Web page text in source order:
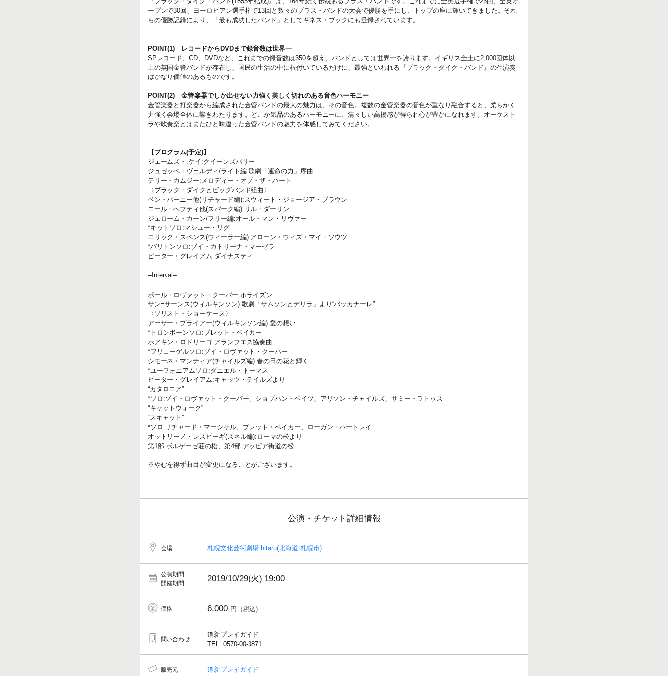
ープンで30回、ヨーロピアン選手権で13回と数々のブラス・バンドの大会で優勝を手にし、トップの座に輝いてきました。それ
らの優勝記録により、「最も成功したバンド」としてギネス・ブックにも登録されています。
POINT(1) レコードからDVDまで録音数は世界一
SPレコード、CD、DVDなど、これまでの録音数は350を超え、バンドとしては世界一を誇ります。イギリス全土に2,000団体以
上の英国金管バンドが存在し、国民の生活の中に根付いているだけに、最強といわれる『ブラック・ダイク・バンド』の生演奏
はかなり価値のあるものです。
POINT(2) 金管楽器でしか出せない力強く美しく切れのある音色ハーモニー
金管楽器と打楽器から編成された金管バンドの最大の魅力は、その音色。複数の金管楽器の音色が重なり融合すると、柔らかく
力強く会場全体に響きわたります。どこか気品のあるハーモニーに、清々しい高揚感が得られ心が豊かになれます。オーケスト
ラや吹奏楽とはまたひと味違った金管バンドの魅力を体感してみてください。
【プログラム(予定)】
ジェームズ・.ケイ:クイーンズバリー
ジュゼッペ・ヴェルディ/ライト編:歌劇「運命の力」序曲
テリー・カムジー:メロディー・オブ・ザ・ハート
〈ブラック・ダイクとビッグバンド組曲〉
ベン・バーニー他(リチャード編):スウィート・ジョージア・ブラウン
ニール・ヘフティ他(スパーク編):リル・ダーリン
ジェローム・カーン/フリー編:オール・マン・リヴァー
*キットソロ:マシュー・リグ
エリック・スペンス(ウィーラー編):アローン・ウィズ・マイ・ソウツ
*バリトンソロ:ゾイ・カトリーナ・マーゼラ
ピーター・グレイアム:ダイナスティ
--Interval--
ポール・ロヴァット・クーパー:ホライズン
サン=サーンス(ウィルキンソン):歌劇「サムソンとデリラ」より“バッカナーレ”
〈ソリスト・ショーケース〉
アーサー・プライアー(ウィルキンソン編):愛の想い
*トロンボーンソロ:ブレット・ベイカー
ホアキン・ロドリーゴ:アランフエス協奏曲
*フリューゲルソロ:ゾイ・ロヴァット・クーパー
シモーネ・マンティア(チャイルズ編):春の日の花と輝く
*ユーフォニアムソロ:ダニエル・トーマス
ピーター・グレイアム:キャッツ・テイルズより
“カタロニア”
*ソロ:ゾイ・ロヴァット・クーパー、ショブハン・ベイツ、アリソン・チャイルズ、サミー・ラトゥス
“キャットウォーク”
“スキャット”
*ソロ:リチャード・マーシャル、ブレット・ベイカー、ローガン・ハートレイ
オットリーノ・レスピーギ(スネル編):ローマの松より
第1部 ボルゲーゼ荘の松、第4部 アッピア街道の松
※やむを得ず曲目が変更になることがございます。
公演・チケット詳細情報
会場 札幌文化芸術劇場 hitaru(北海道 札幌市)
公演期間
開催期間
2019/10/29(火) 19:00
価格 6,000 円（税込)
問い合わせ
道新プレイガイド
TEL: 0570-00-3871
販売元 道新プレイガイド